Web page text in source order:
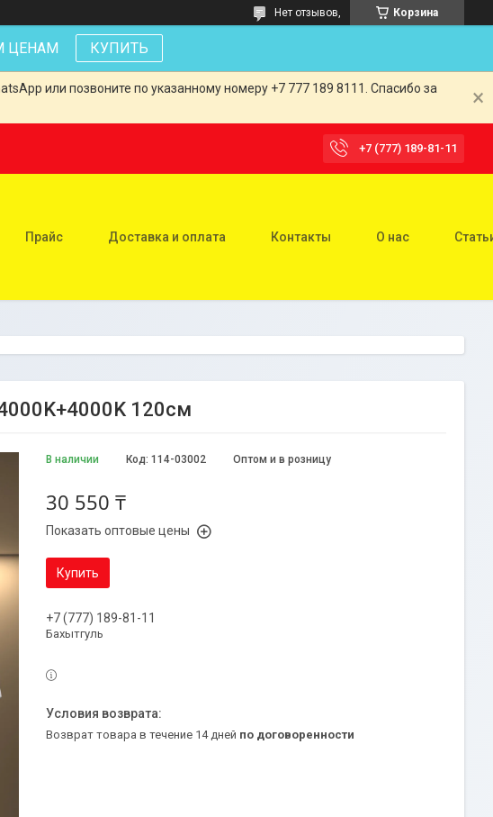
Корзина
Нет отзывов,
ЦЕНАМ КУПИТЬ
или позвоните по указанному номеру +7 777 189 8111. Спасибо за
+7 (777) 189-81-11
Прайс Доставка и оплата Контакты О нас
120см
В наличии Оптом и в розницу
Код: 114-03002
30 550 ₸
Показать оптовые цены
Купить
+7 (777) 189-81-11
Бахытгуль
возврат товара в течение 14 дней по договоренности